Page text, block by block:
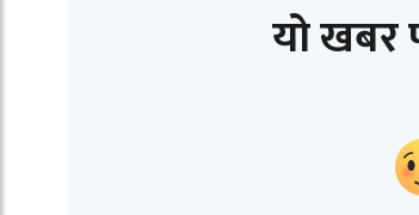
यो खबर